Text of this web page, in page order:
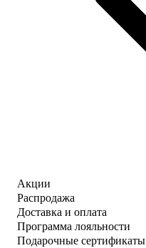
Акции
Распродажа
Доставка и оплата
Программа лояльности
Подарочные сертификаты